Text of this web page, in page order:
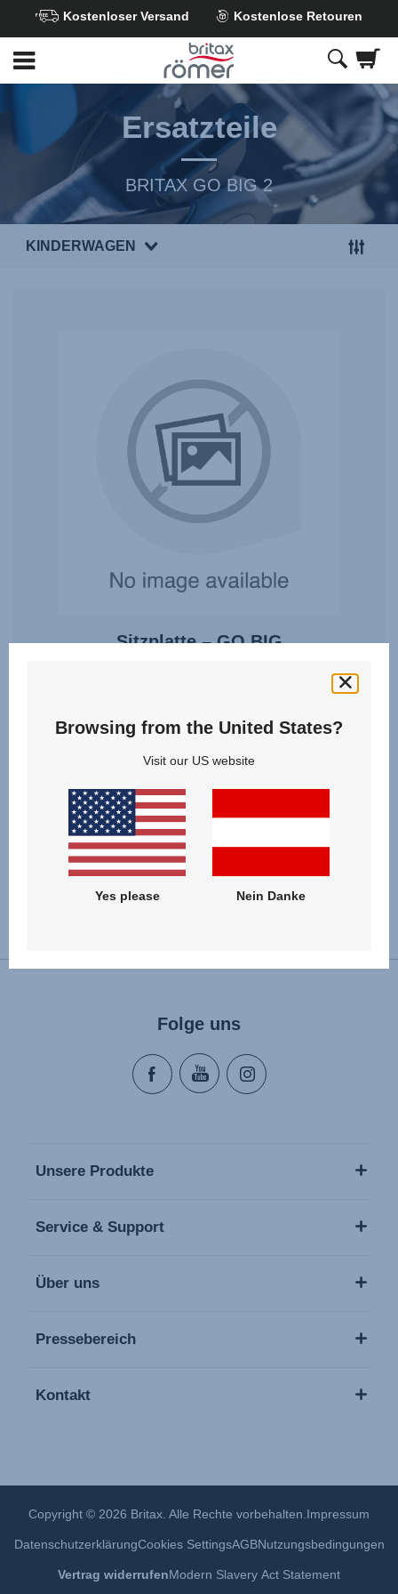
Hauptinhalt
springen
Kostenloser Versand Kostenlose Retouren
Ersatzteile
BRITAX GO BIG 2
KINDERWAGEN
Sitzplatte – GO BIG
ZUM PRODUKT
Folge uns
Unsere Produkte
Service & Support
Über uns
Pressebereich
Kontakt
Copyright © 2026 Britax. Alle Rechte vorbehalten.Impressum
DatenschutzerklärungCookies SettingsAGBNutzungsbedingungen
Vertrag widerrufenModern Slavery Act Statement
Browsing from the United States?
Visit our US website
Yes please Nein Danke